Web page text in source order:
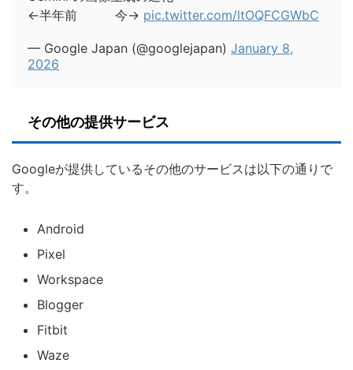
←半年前 今→ pic.twitter.com/ltOQFCGWbC
— Google Japan (@googlejapan) January 8,
2026
その他の提供サービス
Googleが提供しているその他のサービスは以下の通りで
す。
Android
Pixel
Workspace
Blogger
Fitbit
Waze